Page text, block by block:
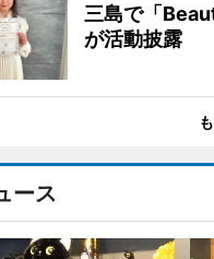
三島で「
が活動披露
ース